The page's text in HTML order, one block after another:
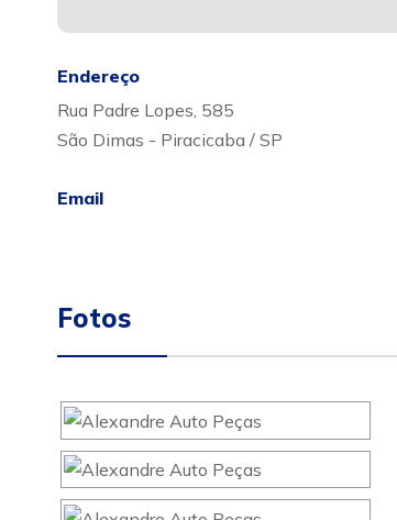
Endereço
Rua Padre Lopes, 585
São Dimas - Piracicaba / SP
Email
Fotos